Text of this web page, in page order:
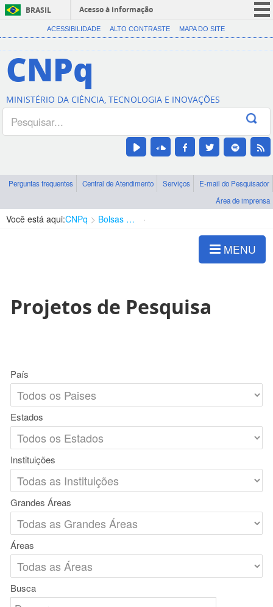
BRASIL
Acesso à informação
CORONAVÍRUS (COVID-19)
Canais
ACESSIBILIDADE ALTO CONTRASTE MAPA DO SITE
CNPq
MINISTÉRIO DA CIÊNCIA, TECNOLOGIA E INOVAÇÕES
Perguntas frequentes Central de Atendimento Serviços
E-mail do Pesquisador
Área de imprensa
Você está aqui:CNPq Bolsas e Auxílios Vigentes
MENU
Projetos de Pesquisa
País
Estados
Instituições
Grandes Áreas
Áreas
Busca